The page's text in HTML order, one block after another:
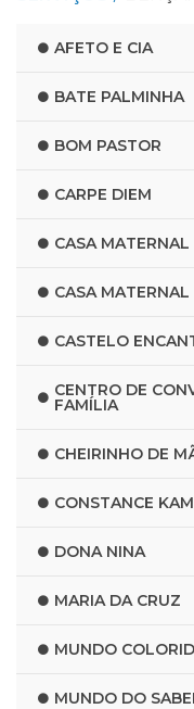
AFETO E CIA
BATE PALMINHA
BOM PASTOR
CARPE DIEM
CASA
CASA
CASTELO
CENTRO DE
FAMÍLIA
CHEIRINHO DE
CONSTANCE
DONA NINA
MARIA DA CRUZ
MUNDO
MUNDO DO